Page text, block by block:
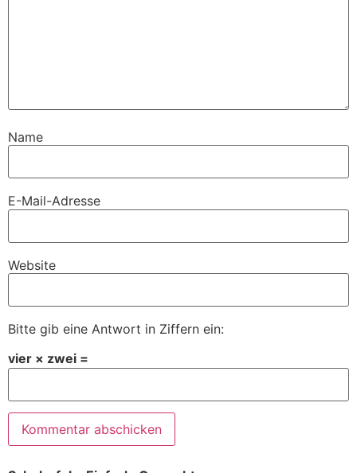
Name
E-Mail-Adresse
Website
Bitte gib eine Antwort in Ziffern ein:
vier × zwei =